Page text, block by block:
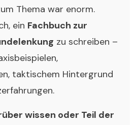
Thema war enorm.
ein Fachbuch zur
zu schreiben –
taktischem Hintergrund
wissen oder Teil der